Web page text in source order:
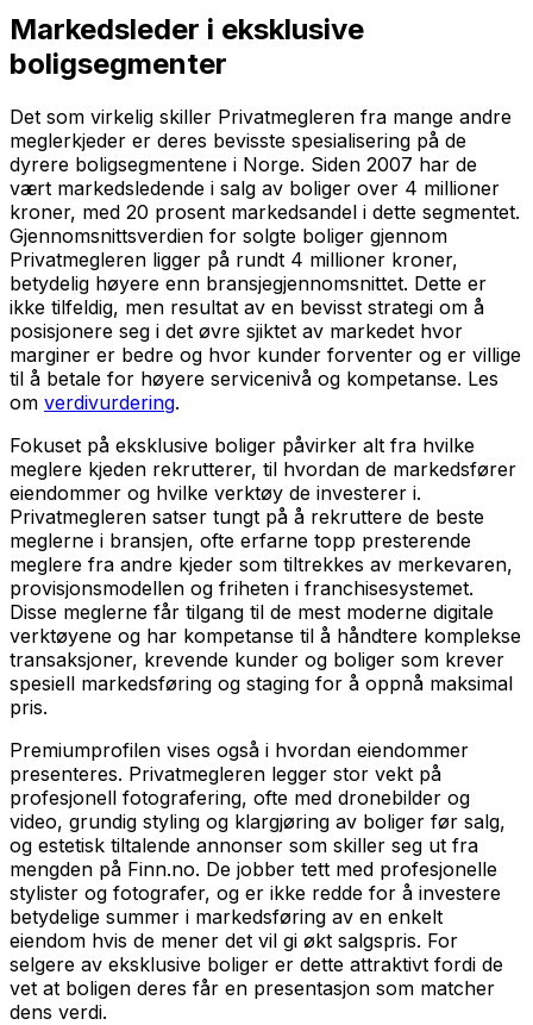
Markedsleder i eksklusive
boligsegmenter
Det som virkelig skiller Privatmegleren fra mange andre
meglerkjeder er deres bevisste spesialisering på de
dyrere boligsegmentene i Norge. Siden 2007 har de
vært markedsledende i salg av boliger over 4 millioner
kroner, med 20 prosent markedsandel i dette segmentet.
Gjennomsnittsverdien for solgte boliger gjennom
Privatmegleren ligger på rundt 4 millioner kroner,
betydelig høyere enn bransjegjennomsnittet. Dette er
ikke tilfeldig, men resultat av en bevisst strategi om å
posisjonere seg i det øvre sjiktet av markedet hvor
marginer er bedre og hvor kunder forventer og er villige
til å betale for høyere servicenivå og kompetanse. Les
om verdivurdering.
Fokuset på eksklusive boliger påvirker alt fra hvilke
meglere kjeden rekrutterer, til hvordan de markedsfører
eiendommer og hvilke verktøy de investerer i.
Privatmegleren satser tungt på å rekruttere de beste
meglerne i bransjen, ofte erfarne topp presterende
meglere fra andre kjeder som tiltrekkes av merkevaren,
provisjonsmodellen og friheten i franchisesystemet.
Disse meglerne får tilgang til de mest moderne digitale
verktøyene og har kompetanse til å håndtere komplekse
transaksjoner, krevende kunder og boliger som krever
spesiell markedsføring og staging for å oppnå maksimal
pris.
Premiumprofilen vises også i hvordan eiendommer
presenteres. Privatmegleren legger stor vekt på
profesjonell fotografering, ofte med dronebilder og
video, grundig styling og klargjøring av boliger før salg,
og estetisk tiltalende annonser som skiller seg ut fra
mengden på Finn.no. De jobber tett med profesjonelle
stylister og fotografer, og er ikke redde for å investere
betydelige summer i markedsføring av en enkelt
eiendom hvis de mener det vil gi økt salgspris. For
selgere av eksklusive boliger er dette attraktivt fordi de
vet at boligen deres får en presentasjon som matcher
dens verdi.